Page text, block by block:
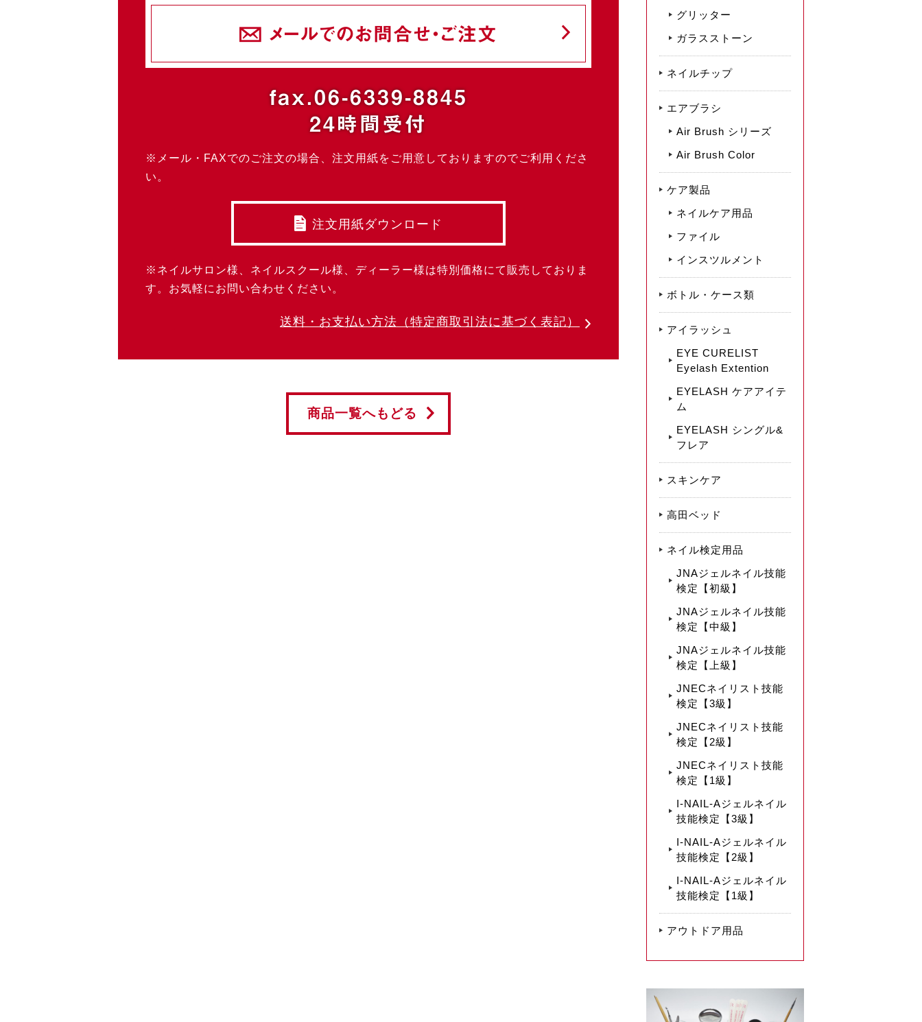
メールでのお問合せ・ご注文
fax.06-6339-8845
24時間受付
※メール・FAXでのご注文の場合、注文用紙をご用意しておりますのでご利用くださ
い。
注文用紙ダウンロード
※ネイルサロン様、ネイルスクール様、ディーラー様は特別価格にて販売しておりま
す。お気軽にお問い合わせください。
送料・お支払い方法 （特定商取引法に基づく表記）
商品一覧へもどる
グリッター
ガラスストーン
ネイルチップ
エアブラシ
Air Brush シリーズ
Air Brush Color
ケア製品
ネイルケア用品
ファイル
インスツルメント
ボトル・ケース類
アイラッシュ
EYE CURELIST
Eyelash Extention
EYELASH ケアアイテ
ム
EYELASH シングル&
フレア
スキンケア
高田ベッド
ネイル検定用品
JNAジェルネイル技能
検定【初級】
JNAジェルネイル技能
検定【中級】
JNAジェルネイル技能
検定【上級】
JNECネイリスト技能
検定【3級】
JNECネイリスト技能
検定【2級】
JNECネイリスト技能
検定【1級】
I-NAIL-Aジェルネイル
技能検定【3級】
I-NAIL-Aジェルネイル
技能検定【2級】
I-NAIL-Aジェルネイル
技能検定【1級】
アウトドア用品